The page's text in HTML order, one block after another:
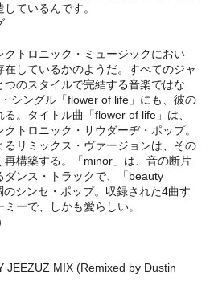
ているんです。
クトロニック・ミュージックにおい
しているかのようだ。すべてのジャ
つのスタイルで完結する音楽ではな
シングル「flower of life」にも、彼の
。タイトル曲「flower of life」は、
トロニック・サウダーヂ・ポップ。
るリミックス・ヴァージョンは、その
再構築する。「minor」は、音の断片
ダンス・トラックで、「beauty
シンセ・ポップ。収録された4曲す
ーで、しかも愛らしい。
JEEZUZ MIX (Remixed by Dustin